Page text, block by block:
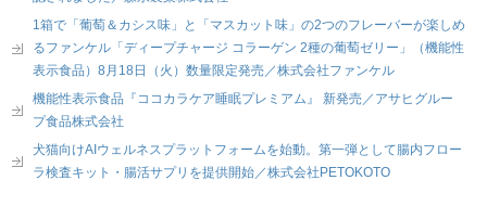
1箱で「葡萄＆カシス味」と「マスカット味」の2つのフレーバーが楽しめ
るファンケル「ディープチャージ コラーゲン 2種の葡萄ゼリー」（機能性
表示食品）8月18日（火）数量限定発売／株式会社ファンケル
機能性表示食品『ココカラケア睡眠プレミアム』 新発売／アサヒグルー
プ食品株式会社
犬猫向けAIウェルネスプラットフォームを始動。第一弾として腸内フロー
ラ検査キット・腸活サプリを提供開始／株式会社PETOKOTO